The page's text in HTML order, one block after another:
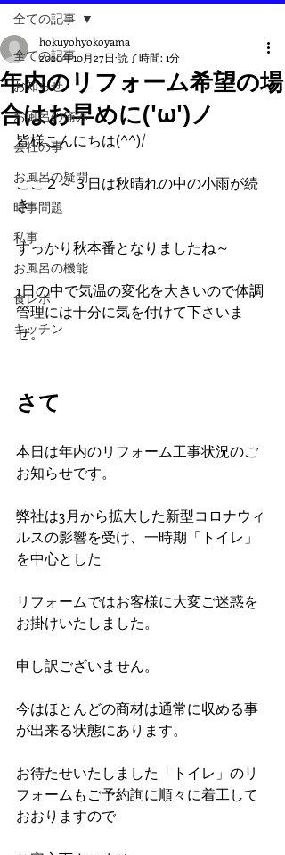
全ての記事
お知らせ
お風呂の痛み
会社の事
お風呂の疑問
時事問題
私事
お風呂の機能
食レポ
キッチン
全ての記事
年内のリフォーム希望の場
合はお早めに('ω')ノ
hokuyohyokoyama
2020年10月27日 読了時間: 1分
皆様こんにちは(^^)/
ここ２～３日は秋晴れの中の小雨が続
き
すっかり秋本番となりましたね～
1日の中で気温の変化を大きいので体調
管理には十分に気を付けて下さいま
せ。
さて
本日は年内のリフォーム工事状況のご
お知らせです。
弊社は3月から拡大した新型コロナウィ
ルスの影響を受け、一時期「トイレ」
を中心とした
リフォームではお客様に大変ご迷惑を
お掛けいたしました。
申し訳ございません。
今はほとんどの商材は通常に収める事
が出来る状態にあります。
お待たせいたしました「トイレ」のリ
フォームもご予約詢に順々に着工して
おおりますので